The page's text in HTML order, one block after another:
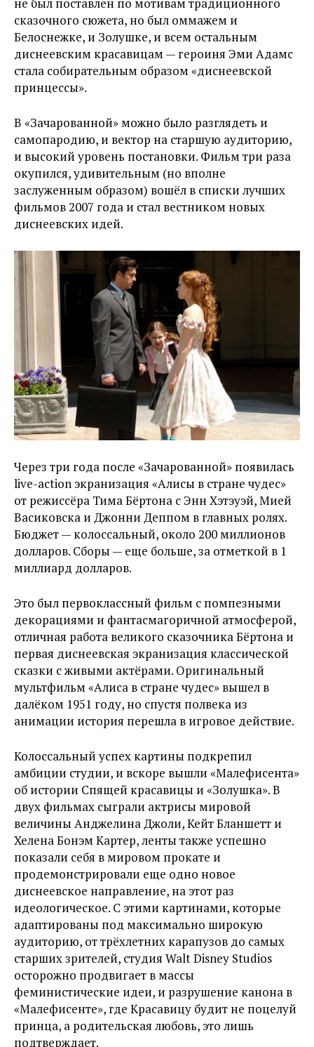
сказочного сюжета, но был оммажем и
Белоснежке, и Золушке, и всем остальным
диснеевским красавицам — героиня Эми Адамс
стала собирательным образом «диснеевской
принцессы».
В «Зачарованной» можно было разглядеть и
самопародию, и вектор на старшую аудиторию,
и высокий уровень постановки. Фильм три раза
окупился, удивительным (но вполне
заслуженным образом) вошёл в списки лучших
фильмов 2007 года и стал вестником новых
диснеевских идей.
Через три года после «Зачарованной» появилась
live-action экранизация «Алисы в стране чудес»
от режиссёра Тима Бёртона с Энн Хэтэуэй, Мией
Васиковска и Джонни Деппом в главных ролях.
Бюджет — колоссальный, около 200 миллионов
долларов. Сборы — еще больше, за отметкой в 1
миллиард долларов.
Это был первоклассный фильм с помпезными
декорациями и фантасмагоричной атмосферой,
отличная работа великого сказочника Бёртона и
первая диснеевская экранизация классической
сказки с живыми актёрами. Оригинальный
мультфильм «Алиса в стране чудес» вышел в
далёком 1951 году, но спустя полвека из
анимации история перешла в игровое действие.
Колоссальный успех картины подкрепил
амбиции студии, и вскоре вышли «Малефисента»
об истории Спящей красавицы и «Золушка». В
двух фильмах сыграли актрисы мировой
величины Анджелина Джоли, Кейт Бланшетт и
Хелена Бонэм Картер, ленты также успешно
показали себя в мировом прокате и
продемонстрировали еще одно новое
диснеевское направление, на этот раз
идеологическое. С этими картинами, которые
адаптированы под максимально широкую
аудиторию, от трёхлетних карапузов до самых
старших зрителей, студия Walt Disney Studios
осторожно продвигает в массы
феминистические идеи, и разрушение канона в
«Малефисенте», где Красавицу будит не поцелуй
принца, а родительская любовь, это лишь
подтверждает.